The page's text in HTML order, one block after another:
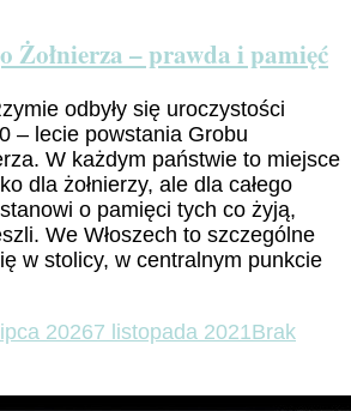
Żołnierza – prawda i pamięć
odbyły się uroczystości
– lecie powstania Grobu
W każdym państwie to miejsce
dla żołnierzy, ale dla całego
o pamięci tych co żyją,
We Włoszech to szczególne
w stolicy, w centralnym punkcie
20267 listopada 2021Brak